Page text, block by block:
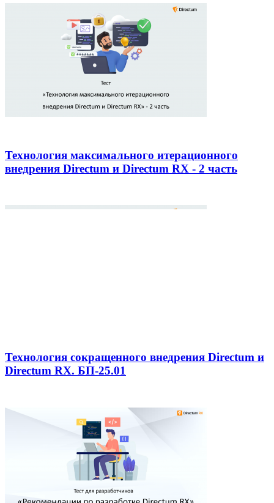
Технология максимального итерационного
внедрения Directum и Directum RX - 2 часть
Технология сокращенного внедрения Directum и
Directum RX. БП-25.01